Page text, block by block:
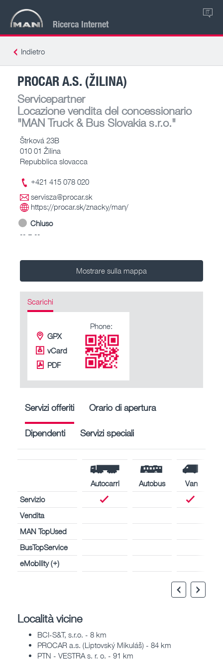
Ricerca Internet
IT
Indietro
PROCAR A.S. (ŽILINA)
Servicepartner
Locazione vendita del concessionario
"MAN Truck & Bus Slovakia s.r.o."
Štrková 23B
010 01 Žilina
Repubblica slovacca
+421 415 078 020
servisza@procar.sk
https://procar.sk/znacky/man/
Chiuso
-- – --
Mostrare sulla mappa
Scarichi
GPX
vCard
PDF
Phone:
Servizi offeriti Orario di apertura
Dipendenti Servizi speciali
Autocarri Autobus
Van
Servizio
Vendita
MAN TopUsed
BusTopService
eMobility (+)
Località vicine
BCI-S&T, s.r.o. - 8 km
PROCAR a.s. (Liptovský Mikuláš) - 84 km
PTN - VESTRA s. r. o. - 91 km